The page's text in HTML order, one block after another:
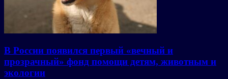
В России появился первый «вечный и
прозрачный» фонд помощи детям, животным и
экологии